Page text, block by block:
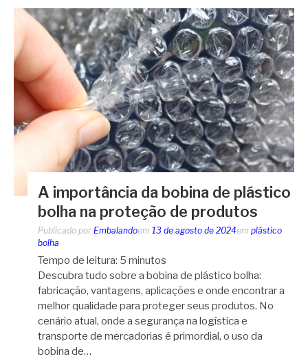
A importância da bobina de plástico
bolha na proteção de produtos
Publicado por Embalandoem 13 de agosto de 2024em plástico
bolha
Tempo de leitura: 5 minutos
Descubra tudo sobre a bobina de plástico bolha:
fabricação, vantagens, aplicações e onde encontrar a
melhor qualidade para proteger seus produtos. No
cenário atual, onde a segurança na logística e
transporte de mercadorias é primordial, o uso da
bobina de…